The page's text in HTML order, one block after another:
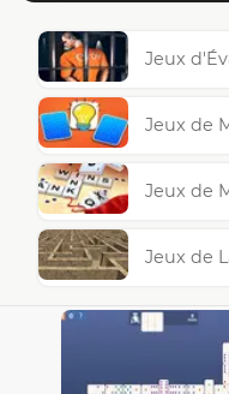
Jeux
Jeux de
Jeux de
Jeux de